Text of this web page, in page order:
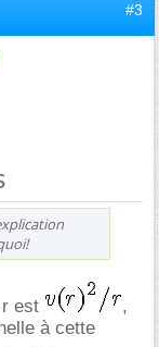
#3
est
,
à cette